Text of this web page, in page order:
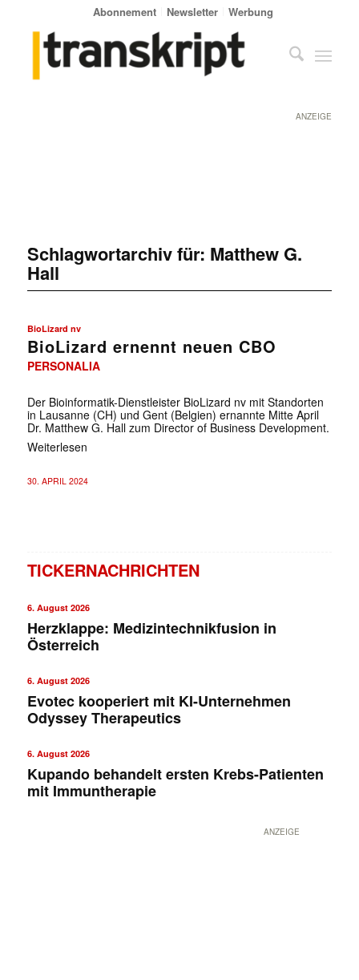
Abonnement Newsletter Werbung
ANZEIGE
Schlagwortarchiv für: Matthew G.
Hall
BioLizard nv
BioLizard ernennt neuen CBO
PERSONALIA
Der Bioinformatik-Dienstleister BioLizard nv mit Standorten
in Lausanne (CH) und Gent (Belgien) ernannte Mitte April
Dr. Matthew G. Hall zum Director of Business Development.
Weiterlesen
30. APRIL 2024
TICKERNACHRICHTEN
6. August 2026
Herzklappe: Medizintechnikfusion in
Österreich
6. August 2026
Evotec kooperiert mit KI-Unternehmen
Odyssey Therapeutics
6. August 2026
Kupando behandelt ersten Krebs-Patienten
mit Immuntherapie
ANZEIGE